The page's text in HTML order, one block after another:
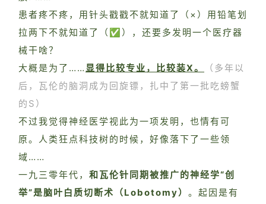
患者疼不疼，用针头戳戳不就知道了（×）用铅笔划
拉两下不就知道了（✅），还要多发明一个医疗器
械干啥？
大概是为了……显得比较专业，比较装X。
（多年以
后，瓦伦的脑洞成为回旋镖，扎中了第一批吃螃蟹
的S）
不过我觉得神经医学视此为一项发明，也情有可
原。人类狂点科技树的时候，好像落下了一些领
域……
一九三零年代， 和瓦伦针同期被推广的神经学“创
举”是脑叶白质切断术（Lobotomy） 。起因是有